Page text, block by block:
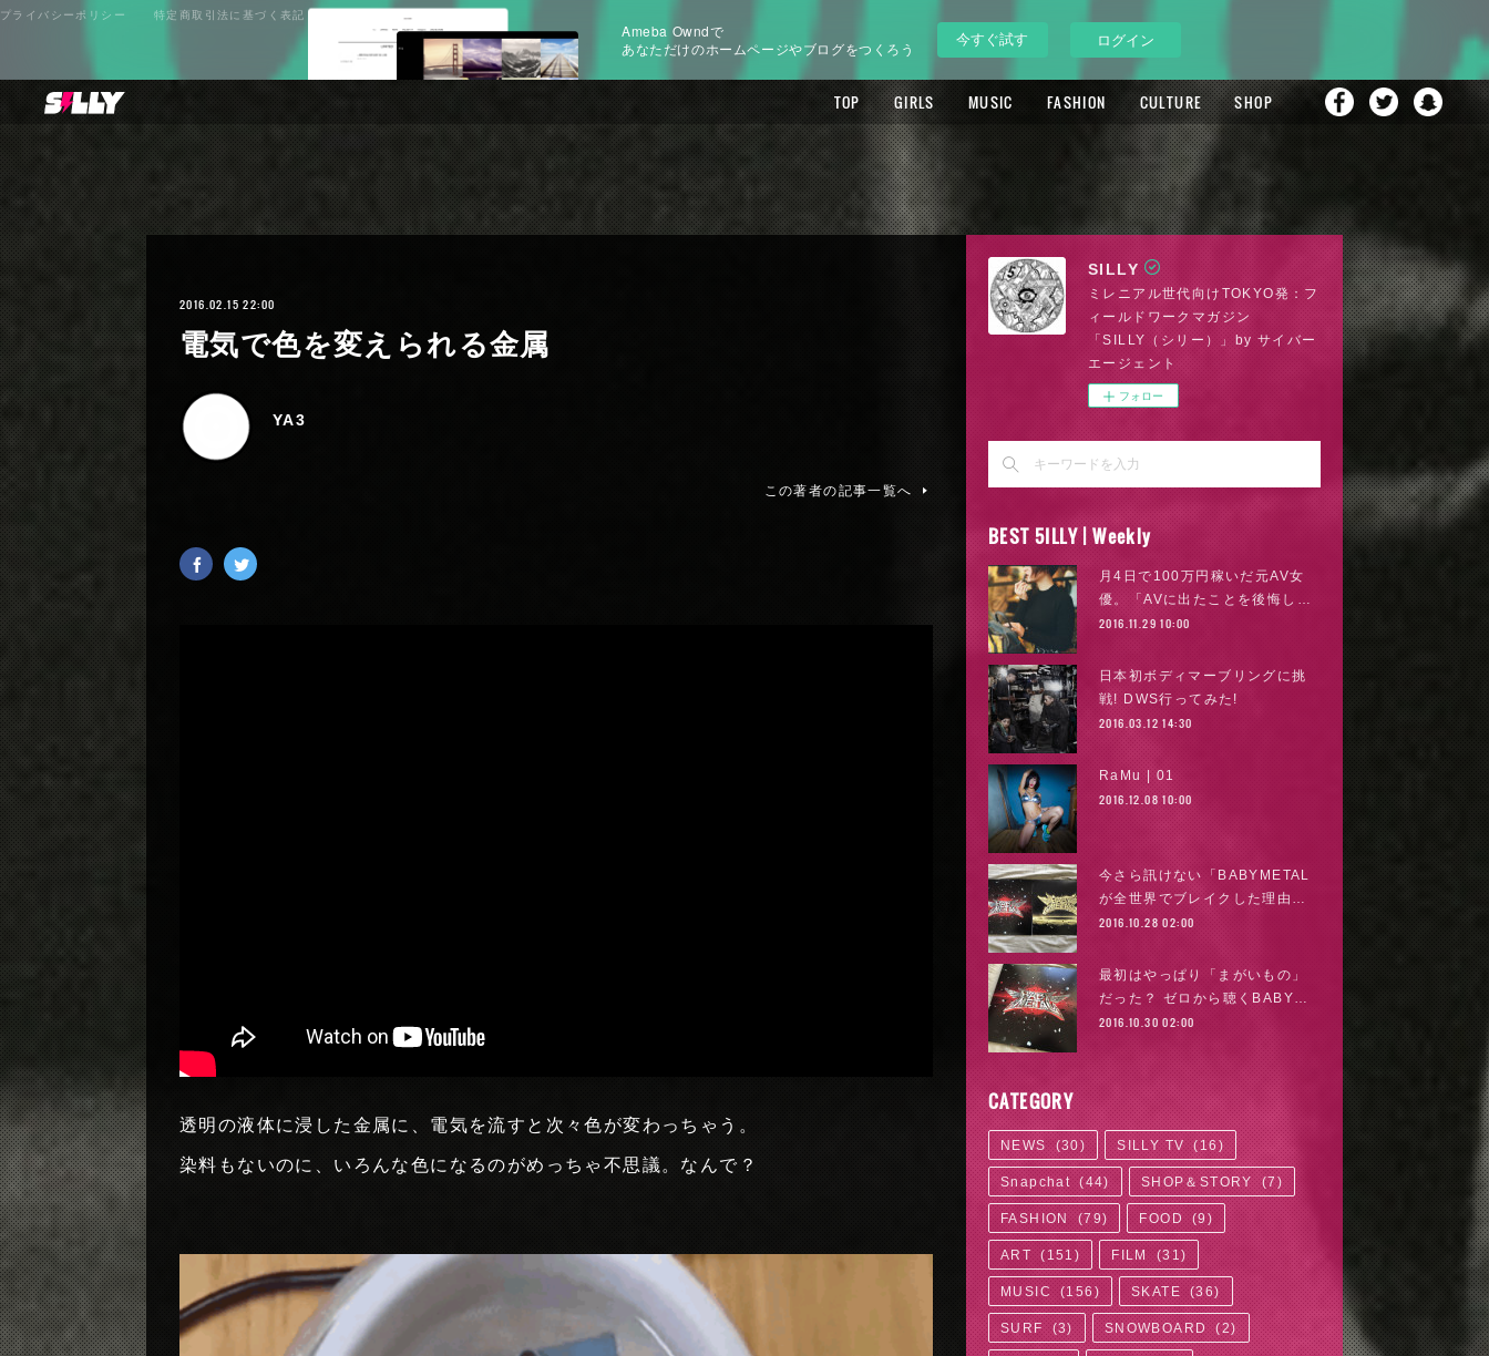
Ameba Owndで
あなただけのホームページやブログをつくろう
今すぐ試す ログイン
TOP GIRLS MUSIC FASHION CULTURE SHOP
2016.02.15 22:00
電気で色を変えられる金属
YA3
この著者の記事一覧へ
透明の液体に浸した金属に、電気を流すと次々色が変わっちゃう。
染料もないのに、いろんな色になるのがめっちゃ不思議。なんで？
SILLY
ミレニアル世代向けTOKYO発：フ
ィールドワークマガジン
「SILLY（シリー）」by サイバー
エージェント
フォロー
BEST 5ILLY | Weekly
月4日で100万円稼いだ元AV女
優。「AVに出たことを後悔し…
2016.11.29 10:00
日本初ボディマーブリングに挑
戦! DWS行ってみた!
2016.03.12 14:30
RaMu | 01
2016.12.08 10:00
今さら訊けない「BABYMETAL
が全世界でブレイクした理由…
2016.10.28 02:00
最初はやっぱり「まがいもの」
だった？ ゼロから聴くBABY…
2016.10.30 02:00
CATEGORY
NEWS (30) SILLY TV (16)
Snapchat (44) SHOP＆STORY (7)
FASHION (79) FOOD (9 )
ART ( 151 ) FILM (31)
MUSIC (156 ) SKATE (36)
SURF (3) SNOWBOARD (2)
プライバシーポリシー 特定商取引法に基づく表記